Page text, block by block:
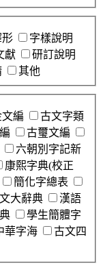
形
字樣說明
獻
研訂說明
其他
編
古文字類
古璽文編
六朝別字記新
康熙字典(校正
簡化字總表
大辭典
漢語
學生簡體字
華字海
古文四